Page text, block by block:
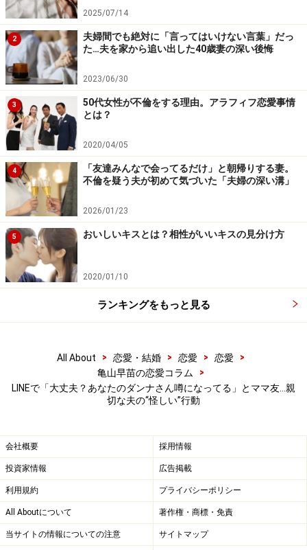
「噂になってるわよと言われても、私には対処のしよう
がありませんからね。とりあえず『ありがとう』と返事
はしたけど。一方で、そんな噂を立てられるような行動
をする夫に腹が立ちましたね」
常日頃からモヤモヤしていたので、そのときはよけいに
カッとなってしまったようだ。しばらくして帰ってきた
夫に、いきなり「女性を乗せてドライブって、どこに行
ってたのよ」と詰め寄った。夫はきょとんとして、「ド
ライブなんてしてないよ」と口を尖らせた。
「ワケを聞いたら、夫は職場を定時で出たので、私より
早く最寄り駅に着いたらしいんです。でも駅でうろうろ
している若い女性を発見、どうしたのか聞いたら道に迷
っていると。そこでいったん家まで来て車を出して、そ
の女性の行く先まで送っていったそうです。わざわざそ
うかと思うと言ったら、ちゃんと名刺も渡したし、隣の
奥さんにも僕がこの家の主で怪しい者ではないと証明し
何を言っているんだろうとアツコさんは感じたそうだ。
そうするより駅でタクシーを拾ったほうがよほど早いし
安全だ、と。
「夫の親切は度を超しているんですよね。そのうち、取
り返しがつかないほど大きな悪い噂になったりしたら、
2025/07/14
2
夫婦間でも絶対に「言ってはいけない言葉」だっ
た…夫を家から追い出した40歳妻の深い後悔
2023/06/30
3
50代女性が不倫をする理由。アラフィフ恋愛事情
とは？
2020/04/05
4
「友達みんなで会ってるだけ」と朝帰りする妻。
不倫を疑う夫が初めて気づいた「夫婦の深い溝」
2026/01/23
5 おいしいキスとは？相性がいいキスの見分け方
2020/01/10
ランキングをもっと見る
All About > 恋愛・結婚 > 恋愛 > 恋愛
>
亀山早苗の恋愛コラム
>
LINEで「大丈夫？あなたのダンナさん噂になってる」とママ友…親
切な夫の“怪しい”行動
会社概要 採用情報
投資家情報 広告掲載
利用規約 プライバシーポリシー
All Aboutについて 著作権・商標・免責
当サイトの情報についての注意 サイトマップ